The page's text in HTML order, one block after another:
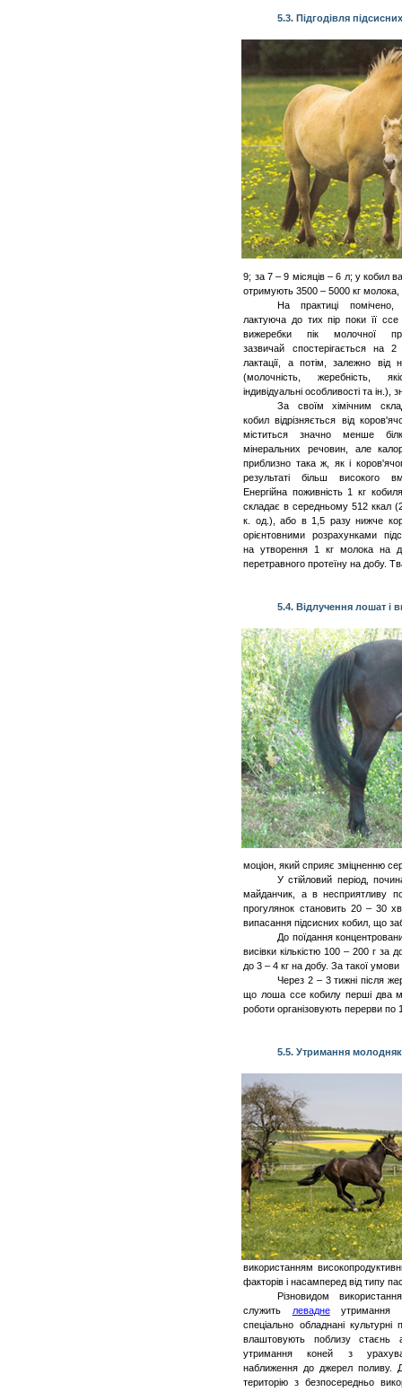
5.3. Підгодівля
9; за 7 – 9 місяців – 6 л; у кобил
отримують 3500 – 5000 кг молока,
На практиці
лактуюча до тих пір поки її
вижеребки пік молочної
зазвичай спостерігається на
лактації, а потім, залежно від
(молочність, жеребність,
індивідуальні особливості та ін.),
За своїм хімічним
кобил відрізняється від
міститься значно менше
мінеральних речовин, але
приблизно така ж, як і
результаті більш високого
Енергійна поживність 1 кг
складає в середньому 512 ккал
к. од.), або в 1,5 разу нижче
орієнтовними розрахунками
на утворення 1 кг молока на
перетравного протеїну на добу.
5.4. Відлучення лошат і
моціон, який сприяє зміцненню
У стійловий період,
майданчик, а в несприятливу
прогулянок становить 20 – 30
випасання підсисних кобил, що
До поїдання
висівки кількістю 100 – 200 г за
до 3 – 4 кг на добу. За такої
Через 2 – 3 тижні після
що лоша ссе кобилу перші два
роботи організовують перерви по
5.5. Утримання
використанням
факторів і насамперед від типу
Різновидом
служить
леваднеутримання
спеціально обладнані
влаштовують поблизу стаєнь
утримання коней з
наближення до джерел поливу.
територію з безпосередньо